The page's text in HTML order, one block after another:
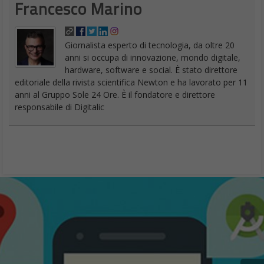
Francesco Marino
Giornalista esperto di tecnologia, da oltre 20
anni si occupa di innovazione, mondo digitale,
hardware, software e social. È stato direttore
editoriale della rivista scientifica Newton e ha lavorato per 11
anni al Gruppo Sole 24 Ore. È il fondatore e direttore
responsabile di Digitalic